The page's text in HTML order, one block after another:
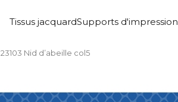
Tissus jacquardSupports d'impression
23103 Nid d’abeille col5